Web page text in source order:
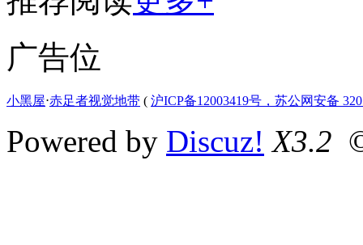
广告位
小黑屋⋅赤足者视觉地带 ( 沪ICP备12003419号，苏公网安备
Powered by Discuz! X3.2